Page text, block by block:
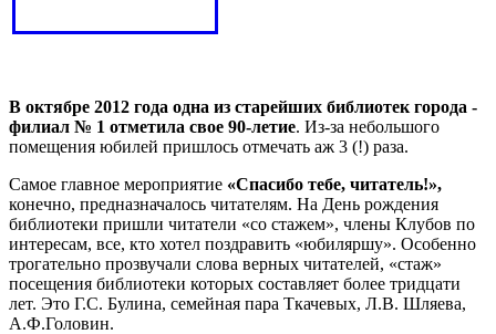
В октябре 2012 года одна из старейших библиотек города -
филиал № 1 отметила свое 90-летие. Из-за небольшого
помещения юбилей пришлось отмечать аж 3 (!) раза.
Самое главное мероприятие «Спасибо тебе, читатель!»,
конечно, предназначалось читателям. На День рождения
библиотеки пришли читатели «со стажем», члены Клубов по
интересам, все, кто хотел поздравить «юбиляршу». Особенно
трогательно прозвучали слова верных читателей, «стаж»
посещения библиотеки которых составляет более тридцати
лет. Это Г.С. Булина, семейная пара Ткачевых, Л.В. Шляева,
А.Ф.Головин.